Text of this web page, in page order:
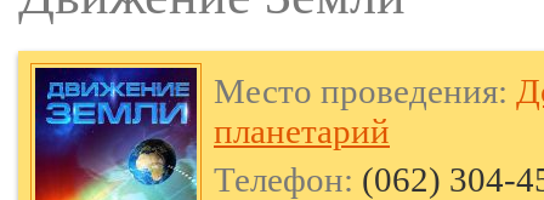
Место проведения:
планетарий
Телефон: (062) 304-